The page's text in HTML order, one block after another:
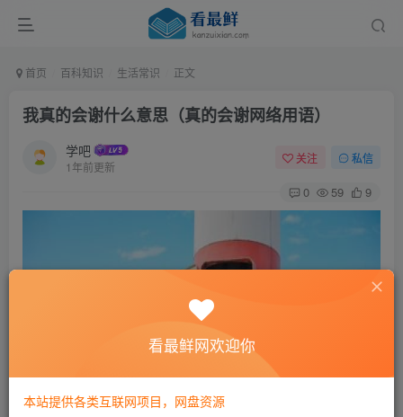
首页 百科知识 生活常识 正文
我真的会谢什么意思（真的会谢网络用语）
学吧
1年前更新
关注 私信
0 59 9
看最鲜网欢迎你
本站提供各类互联网项目，网盘资源